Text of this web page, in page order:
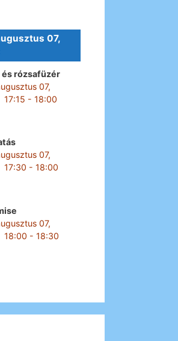
07,
és rózsafüzér
07,
17:15 - 18:00
07,
17:30 - 18:00
07,
18:00 - 18:30